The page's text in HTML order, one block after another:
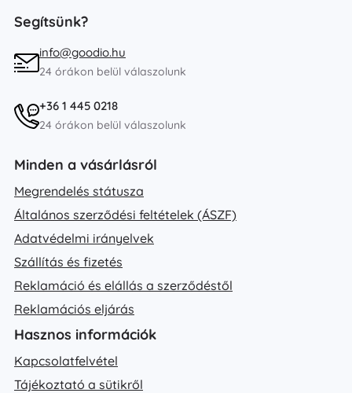
Segítsünk?
info@goodio.hu
24 órákon belül válaszolunk
+36 1 445 0218
24 órákon belül válaszolunk
Minden a vásárlásról
Megrendelés státusza
Általános szerződési feltételek (ÁSZF)
Adatvédelmi irányelvek
Szállítás és fizetés
Reklamáció és elállás a szerződéstől
Reklamációs eljárás
Hasznos információk
Kapcsolatfelvétel
Tájékoztató a sütikről